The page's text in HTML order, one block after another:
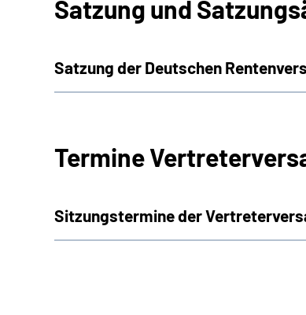
Satzung und
Satzung der Deutschen
Termine
Sitzungstermine der